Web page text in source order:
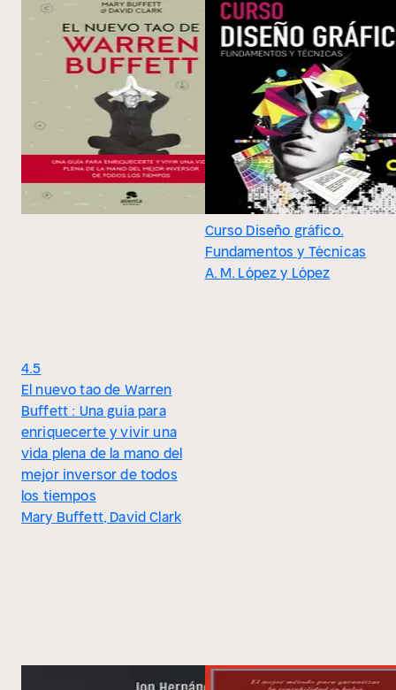
4.5
El nuevo tao de Warren
Buffett : Una guía para
enriquecerte y vivir una
vida plena de la mano del
mejor inversor de todos
los tiempos
Mary Buffett, David Clark
Curso Diseño gráfico.
Fundamentos y Técnicas
A. M. López y López